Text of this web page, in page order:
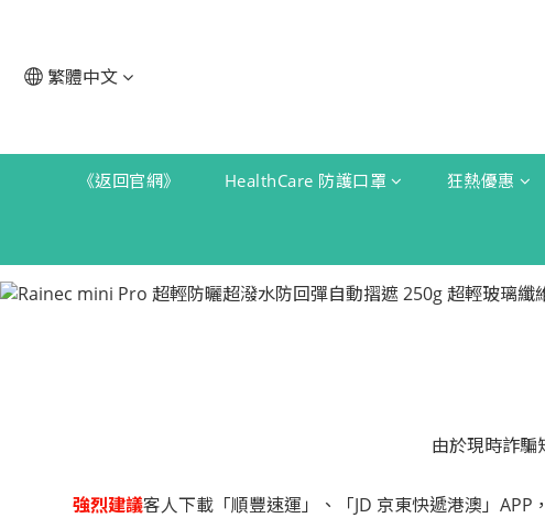
繁體中文
《返回官網》 HealthCare 防護口罩 狂熱優惠
由於現時詐騙
強烈建議客人下載「順豐速運」、「JD 京東快遞港澳」